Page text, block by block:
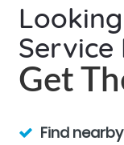
Service
Get
Find